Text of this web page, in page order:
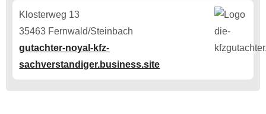
Klosterweg 13
35463 Fernwald/Steinbach
gutachter-noyal-kfz-
sachverstandiger.business.site